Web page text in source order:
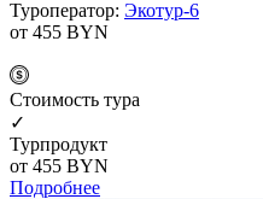
Туроператор: Экотур-6
от 455 BYN
Cтоимость тура
✓
Турпродукт
от 455 BYN
Подробнее